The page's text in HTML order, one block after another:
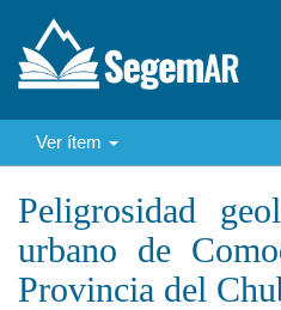
Ver ítem
Peligrosidad
urbano de
Provincia del